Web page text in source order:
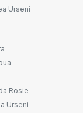
Urseni
Rosie
Urseni